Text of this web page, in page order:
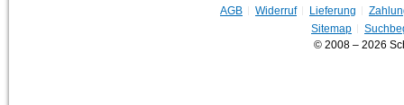
AGB Widerruf Lieferung
Sitemap
© 2008 – 2026